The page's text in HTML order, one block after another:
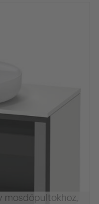
mosdópultokhoz,